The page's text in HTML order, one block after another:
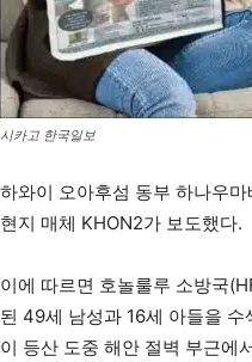
시카고 한국일보
하와이 오아후섬 동부 하나우
현지 매체 KHON2가 보도했다.
이에 따르면 호놀룰루 소방국
된 49세 남성과 16세 아들을
이 등산 도중 해안 절벽 부근에